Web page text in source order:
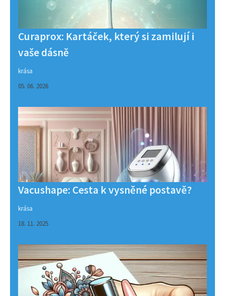
Curaprox: Kartáček, který si zamilují i
vaše dásně
krása
05. 06. 2026
Vacushape: Cesta k vysněné postavě?
krása
18. 11. 2025